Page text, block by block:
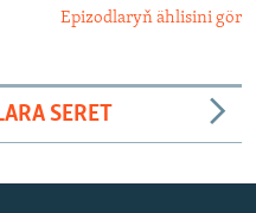
Epizodlaryň ählisini gör
SERET